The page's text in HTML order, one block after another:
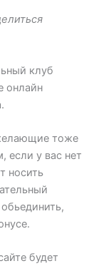
клуб
онлайн
тоже
если у вас нет
носить
будет